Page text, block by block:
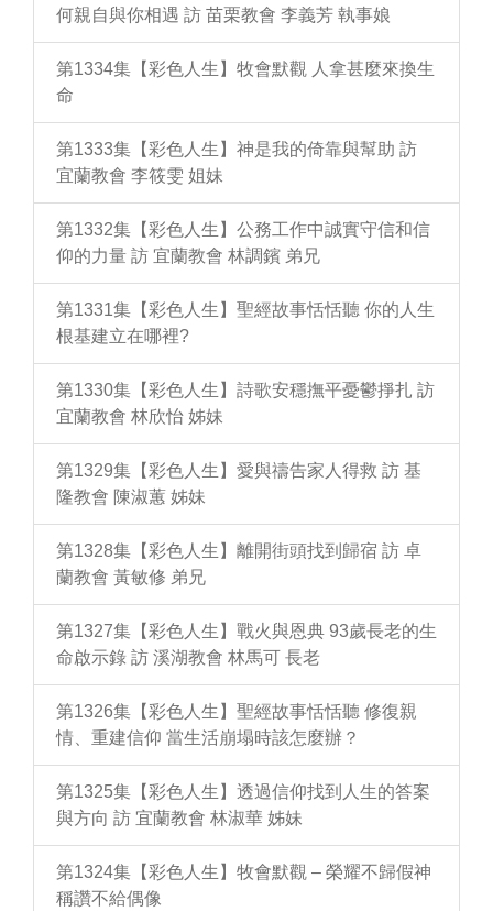
何親自與你相遇 訪 苗栗教會 李義芳 執事娘
第1334集【彩色人生】牧會默觀 人拿甚麼來換生
命
第1333集【彩色人生】神是我的倚靠與幫助 訪
宜蘭教會 李筱雯 姐妹
第1332集【彩色人生】公務工作中誠實守信和信
仰的力量 訪 宜蘭教會 林調鑌 弟兄
第1331集【彩色人生】聖經故事恬恬聽 你的人生
根基建立在哪裡?
第1330集【彩色人生】詩歌安穩撫平憂鬱掙扎 訪
宜蘭教會 林欣怡 姊妹
第1329集【彩色人生】愛與禱告家人得救 訪 基
隆教會 陳淑蕙 姊妹
第1328集【彩色人生】離開街頭找到歸宿 訪 卓
蘭教會 黃敏修 弟兄
第1327集【彩色人生】戰火與恩典 93歲長老的生
命啟示錄 訪 溪湖教會 林馬可 長老
第1326集【彩色人生】聖經故事恬恬聽 修復親
情、重建信仰 當生活崩塌時該怎麼辦？
第1325集【彩色人生】透過信仰找到人生的答案
與方向 訪 宜蘭教會 林淑華 姊妹
第1324集【彩色人生】牧會默觀 – 榮耀不歸假神
稱讚不給偶像